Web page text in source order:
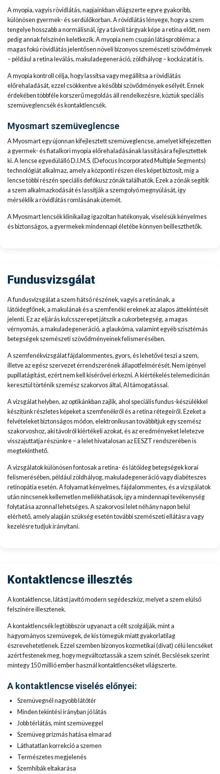
A myopia, vagyis rövidlátás, napjainkban világszerte egyre gyakoribb,
különösen gyermek- és serdülőkorban. A rövidlátás lényege, hogy a szem
tengelye hosszabb a normálisnál, így a távoli tárgyak képe a retina előtt, nem
pedig annak felszínén keletkezik. A myopia nem csupán látásprobléma: a
magas fokú rövidlátás jelentősen növeli bizonyos szemészeti szövődmények
– például a retina leválás, makuladegeneráció, zöldhályog – kockázatát is.
A myopia kontroll célja, hogy lassítsa vagy megállítsa a rövidlátás
előrehaladását, ezzel csökkentve a későbbi szövődmények esélyét. Ennek
érdekében többféle korszerű megoldás áll rendelkezésre, köztük speciális
szemüveglencsék és kontaktlencsék.
Myosmart szemüveglencse
A Myosmart egy újonnan kifejlesztett szemüveglencse, amelyet kifejezetten
a gyermek- és fiatalkori myopia előrehaladásának lassítására fejlesztettek
ki. A lencse egyedülálló D.I.M.S. (Defocus Incorporated Multiple Segments)
technológiát alkalmaz, amely a központi részen éles képet biztosít, míg a
lencse többi részén speciális defókusz zónák találhatók. Ezek a zónák segítik
a szem alkalmazkodását és lassítják a szemgolyó megnyúlását, így
mérséklik a rövidlátás romlásának ütemét.
A Myosmart lencsék klinikailag igazoltan hatékonyak, viselésük kényelmes
és biztonságos, a gyermekek mindennapi életébe könnyen beilleszthetők.
Fundusvizsgálat
A fundusvizsgálat a szem hátsó részének, vagyis a retinának, a
látóidegfőnek, a makulának és a szemfenéki ereknek az alapos áttekintését
jelenti. Ez az eljárás kulcsszerepet játszik a cukorbetegség, a magas
vérnyomás, a makuladegeneráció, a glaukóma, valamint egyéb szisztémás
betegségek szemészeti szövődményeinek felismerésében.
A szemfenékvizsgálat fájdalommentes, gyors, és lehetővé teszi a szem,
illetve az egész szervezet érrendszerének állapotfelmérését. Nem igényel
pupillatágítást, ezért nem kell kísérővel érkezni. A kiértékelés telemedicinán
keresztül történik szemész szakorvos által, AI támogatással.
A vizsgálat helyben, az optikánkban zajlik, ahol speciális fundus-készülékkel
készítünk részletes képeket a szemfenékről és a retina rétegeiről. Ezeket a
felvételeket biztonságos módon, elektronikusan továbbítjuk egy szemész
szakorvoshoz, aki távolról kiértékeli azokat, és az eredményeket leletezve
visszajuttatja részünkre – a lelet hivatalosan az EESZT rendszerében is
megtekinthető.
A vizsgálatok különösen fontosak a retina- és látóideg betegségek korai
felismerésében, például zöldhályog, makuladegeneráció vagy diabéteszes
retinopátia esetén. A folyamat kényelmes, fájdalommentes, és a vizsgálatok
után nincsenek kellemetlen mellékhatások, így a mindennapi tevékenység
folytatása azonnal lehetséges. A szakorvosi lelet néhány napon belül
elérhető, amely alapján szükség esetén további szemészeti ellátásra vagy
kezelésre tudjuk irányítani.
Kontaktlencse illesztés
A kontaktlencse, látást javító modern segédeszköz, melyet a szem elülső
felszínére illesztenek.
A kontaktlencsék legtöbbször ugyanazt a célt szolgálják, mint a
hagyományos szemüvegek, de kis tömegük miatt gyakorlatilag
észrevehetetlenek. Ezzel szemben bizonyos kozmetikai (divat) célú lencséket
azért festenek meg, hogy megváltoztassák a szem színét. Becslések szerint
mintegy 150 millió ember használ kontaktlencséket világszerte.
A kontaktlencse viselés előnyei:
Szemüvegnél nagyobb látótér
Minden tekintési irányban jó látás
Jobb térlátás, mint szemüveggel
Szemüveg prizmás hatása elmarad
Láthatatlan korrekció a szemen
Természetes megjelenés
Szemhibák eltakarása